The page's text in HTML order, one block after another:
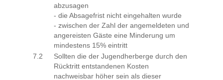
abzusagen
- die Absagefrist nicht eingehalten wurde
- zwischen der Zahl der angemeldeten und
angereisten Gäste eine Minderung um
mindestens 15% eintritt
7.2
Sollten die der Jugendherberge durch den
Rücktritt entstandenen Kosten
nachweisbar höher sein als dieser